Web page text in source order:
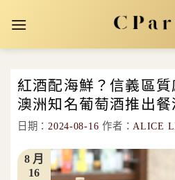
紅酒配海鮮？信義區
澳洲知名葡萄酒推出餐
日期：2024-08-16 作者：ALICE
16
8 月